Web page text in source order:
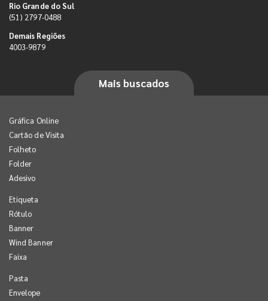
Rio Grande do Sul
(51) 2797-0488
Demais Regiões
4003-9879
Mais buscados
Gráfica Online
Cartão de Visita
Folheto
Folder
Adesivo
Etiqueta
Rótulo
Banner
Wind Banner
Faixa
Pasta
Envelope